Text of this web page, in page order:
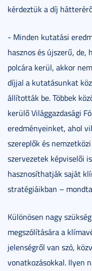
kérdeztük a díj
- Minden kutatási
hasznos és újszerű, de,
polcára kerül, akkor
díjjal a kutatásunkat
állították be. Többek
kerülő Világgazdasági
eredményeinket, ahol
szereplők és
szervezetek képviselői
hasznosíthatják saját
stratégiáikban –
Különösen nagy
megszólítására a
jelenségről van szó,
vonatkozásokkal. Ilyen